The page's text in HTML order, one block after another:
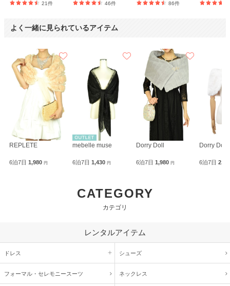
21件 46件 86件
よく一緒に見られているアイテム
REPLETE
6泊7日 1,980 円
mebelle muse
6泊7日1,430円
Dorry Doll
6泊7日 1,980 円
Dorry Doll
6泊7日
CATEGORY
カテゴリ
レンタルアイテム
ドレス シューズ
フォーマル・ セレモニースーツ ネックレス